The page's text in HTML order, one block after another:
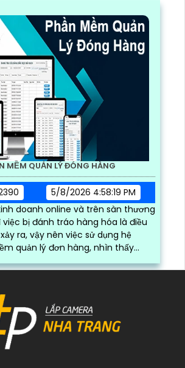
MỀM QUẢN LÝ ĐÓNG HÀNG
5/8/2026 4:58:19 PM
doanh online và trên sàn thương
bị đánh tráo hàng hóa là điều
ra, vậy nên việc sử dụng hệ
quản lý đơn hàng, nhìn thấy
đóng gói hàng hóa, kèm theo đấy
gói cũng được ghi lại một cách